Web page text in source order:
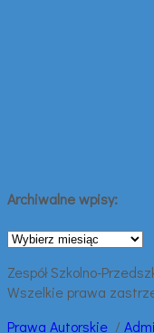
Archiwalne wpisy:
Archiwalne
Zespół Szkolno-
Wszelkie prawa
Prawa Autorskie /